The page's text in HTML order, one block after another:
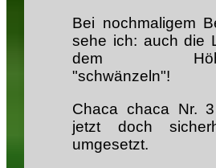
Bei nochmaligem
sehe ich: auch die
dem
"schwänzeln"!
Chaca chaca Nr.
jetzt doch
umgesetzt.